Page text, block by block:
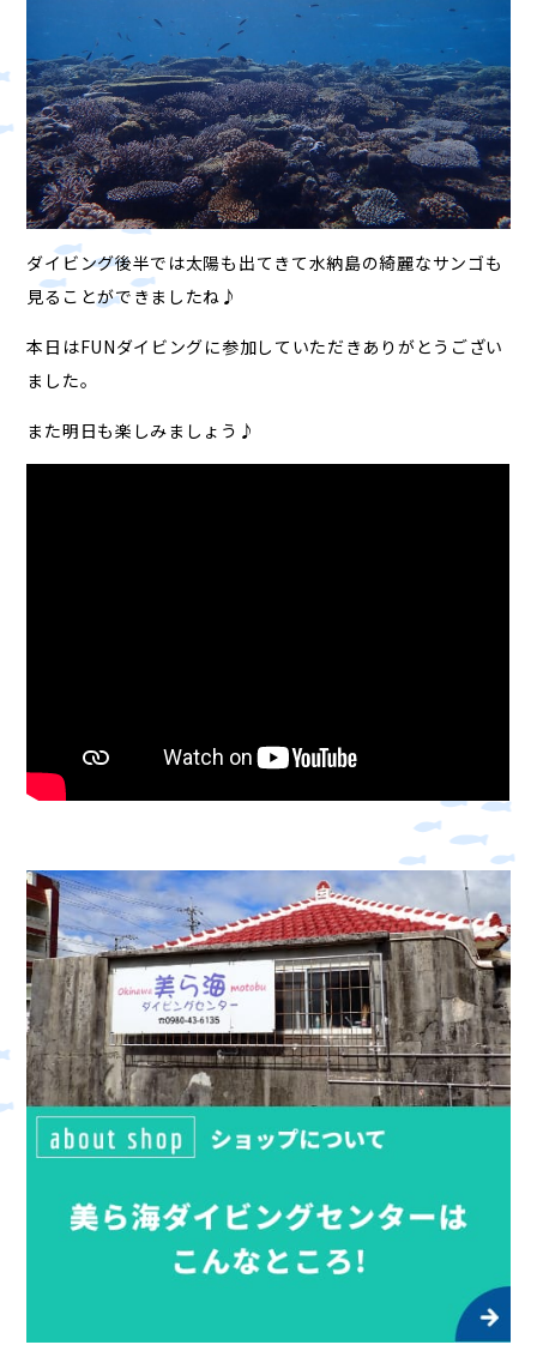
ダイビング後半では太陽も出てきて水納島の綺麗なサンゴも
見ることができましたね♪
本日はFUNダイビングに参加していただきありがとうござい
ました。
また明日も楽しみましょう♪